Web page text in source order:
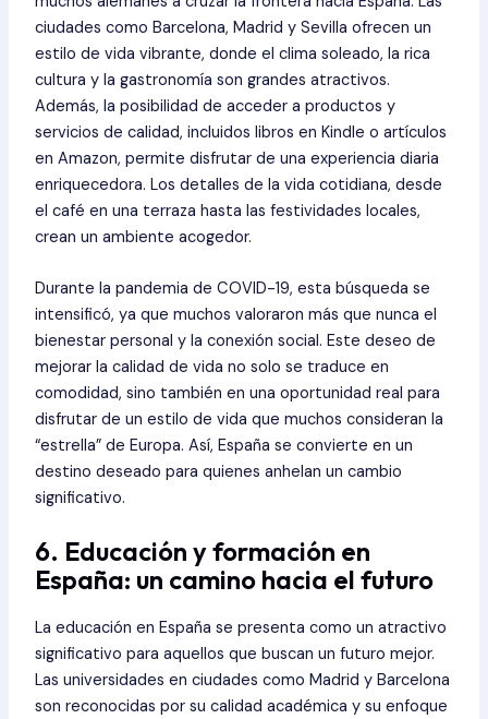
ciudades como Barcelona, Madrid y Sevilla ofrecen un
estilo de vida vibrante, donde el clima soleado, la rica
cultura y la gastronomía son grandes atractivos.
Además, la posibilidad de acceder a productos y
servicios de calidad, incluidos libros en Kindle o artículos
en Amazon, permite disfrutar de una experiencia diaria
enriquecedora. Los detalles de la vida cotidiana, desde
el café en una terraza hasta las festividades locales,
crean un ambiente acogedor.
Durante la pandemia de COVID-19, esta búsqueda se
intensificó, ya que muchos valoraron más que nunca el
bienestar personal y la conexión social. Este deseo de
mejorar la calidad de vida no solo se traduce en
comodidad, sino también en una oportunidad real para
disfrutar de un estilo de vida que muchos consideran la
“estrella” de Europa. Así, España se convierte en un
destino deseado para quienes anhelan un cambio
significativo.
6. Educación y formación en
España: un camino hacia el futuro
La educación en España se presenta como un atractivo
significativo para aquellos que buscan un futuro mejor.
Las universidades en ciudades como Madrid y Barcelona
son reconocidas por su calidad académica y su enfoque